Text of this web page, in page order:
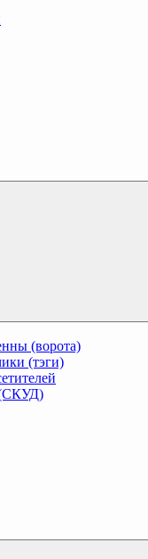
(ворота)
(тэги)
(СКУД)